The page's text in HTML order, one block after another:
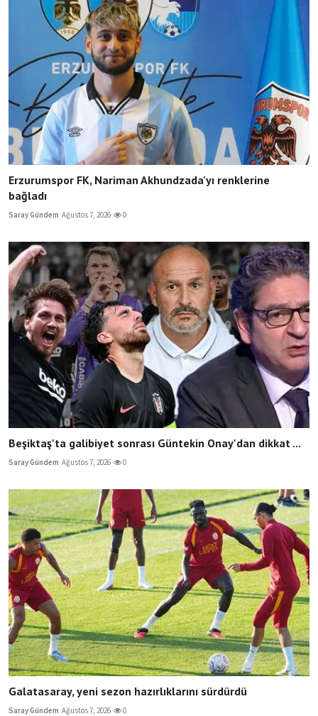
Erzurumspor FK, Nariman Akhundzada'yı renklerine
bağladı
Saray Gündem Ağustos 7, 2026 0
Beşiktaş'ta galibiyet sonrası Güntekin Onay'dan dikkat ...
Saray Gündem Ağustos 7, 2026 0
Galatasaray, yeni sezon hazırlıklarını sürdürdü
Saray Gündem Ağustos 7, 2026 0